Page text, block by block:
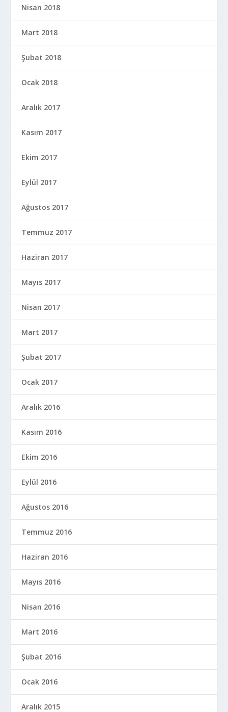
Nisan 2018
Mart 2018
Şubat 2018
Ocak 2018
Aralık 2017
Kasım 2017
Ekim 2017
Eylül 2017
Ağustos 2017
Temmuz 2017
Haziran 2017
Mayıs 2017
Nisan 2017
Mart 2017
Şubat 2017
Ocak 2017
Aralık 2016
Kasım 2016
Ekim 2016
Eylül 2016
Ağustos 2016
Temmuz 2016
Haziran 2016
Mayıs 2016
Nisan 2016
Mart 2016
Şubat 2016
Ocak 2016
Aralık 2015